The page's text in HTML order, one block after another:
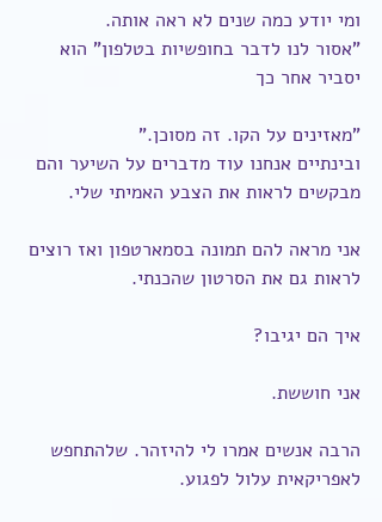
ומי יודע כמה שנים לא ראה אותה.
"אסור לנו לדבר בחופשיות בטלפון" הוא
יסביר אחר כך
"מאזינים על הקו. זה מסוכן."
ובינתיים אנחנו עוד מדברים על השיער והם
מבקשים לראות את הצבע האמיתי שלי.
אני מראה להם תמונה בסמארטפון ואז רוצים
לראות גם את הסרטון שהכנתי.
איך הם יגיבו?
אני חוששת.
הרבה אנשים אמרו לי להיזהר. שלהתחפש
לאפריקאית עלול לפגוע.